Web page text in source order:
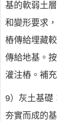
基的軟弱土
和變形要求
樁傳給埋藏
傳給地基。
灌注樁。補
9）灰土基礎
夯實而成的